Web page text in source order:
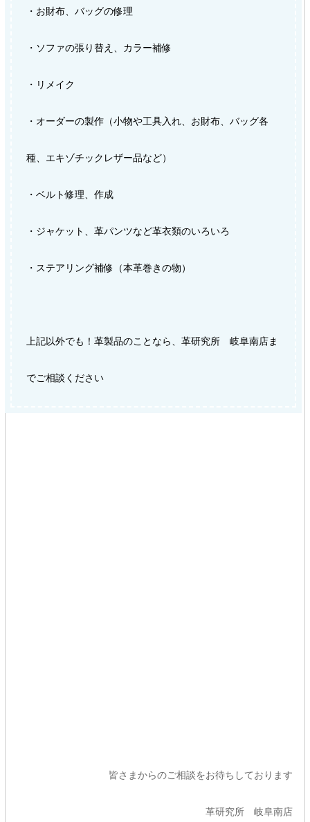
・お財布、バッグの修理
・ソファの張り替え、カラー補修
・リメイク
・オーダーの製作（小物や工具入れ、お財布、バッグ各
種、エキゾチックレザー品など）
・ベルト修理、作成
・ジャケット、革パンツなど革衣類のいろいろ
・ステアリング補修（本革巻きの物）
上記以外でも！革製品のことなら、革研究所 岐阜南店ま
でご相談ください
皆さまからのご相談をお待ちしております
革研究所 岐阜南店